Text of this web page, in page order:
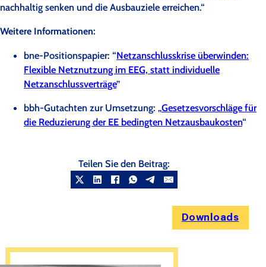
nachhaltig senken und die Ausbauziele erreichen.“
Weitere Informationen:
bne-Positionspapier: “Netzanschlusskrise überwinden:
Flexible Netznutzung im EEG, statt individuelle
Netzanschlussverträge”
bbh-Gutachten zur Umsetzung: „Gesetzesvorschläge für
die Reduzierung der EE bedingten Netzausbaukosten“
Teilen Sie den Beitrag:
Downloads